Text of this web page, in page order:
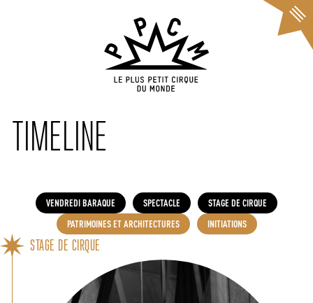
TIMELINE
VENDREDI BARAQUE SPECTACLE
STAGE DE CIRQUE
PATRIMOINES ET ARCHITECTURES
INITIATIONS
STAGE DE CIRQUE